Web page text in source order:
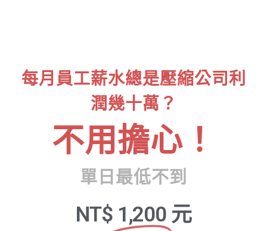
每月員工薪水總是壓縮公司利
潤幾十萬？
不用擔心！
單日最低不到
NT$ 1,200 元